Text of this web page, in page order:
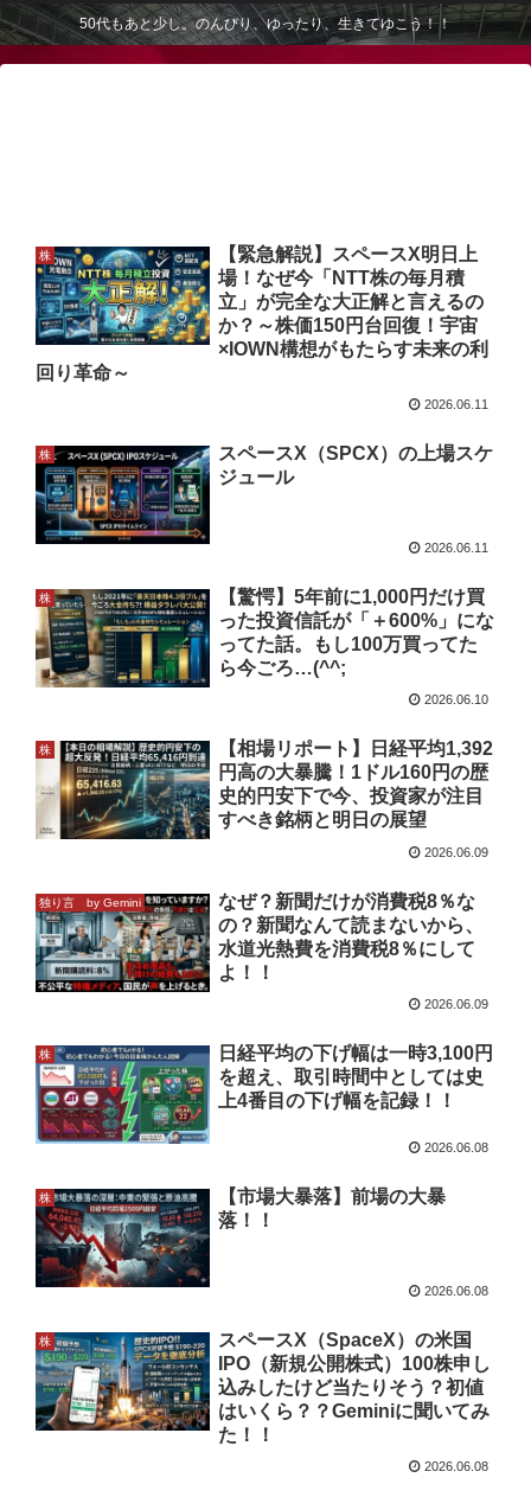
50代もあと少し。のんびり、ゆったり、生きてゆこう！！
株
【緊急解説】スペースX明日上
場！なぜ今「NTT株の毎月積
立」が完全な大正解と言えるの
か？～株価150円台回復！宇宙
×IOWN構想がもたらす未来の利
回り革命～
2026.06.11
株
スペースX（SPCX）の上場スケ
ジュール
2026.06.11
株
【驚愕】5年前に1,000円だけ買
った投資信託が「＋600%」にな
ってた話。もし100万買ってた
ら今ごろ…(^^;
2026.06.10
株
【相場リポート】日経平均1,392
円高の大暴騰！1ドル160円の歴
史的円安下で今、投資家が注目
すべき銘柄と明日の展望
2026.06.09
独り言 by Gemini
なぜ？新聞だけが消費税8％な
の？新聞なんて読まないから、
水道光熱費を消費税8％にして
よ！！
2026.06.09
株
日経平均の下げ幅は一時3,100円
を超え、取引時間中としては史
上4番目の下げ幅を記録！！
2026.06.08
株
【市場大暴落】前場の大暴
落！！
2026.06.08
株
スペースX（SpaceX）の米国
IPO（新規公開株式）100株申し
込みしたけど当たりそう？初値
はいくら？？Geminiに聞いてみ
た！！
2026.06.08